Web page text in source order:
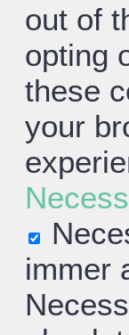
out of
opting
these
your
immer